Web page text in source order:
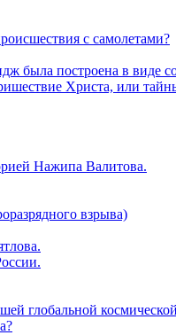
с самолетами?
была построена в виде
Христа, или
Нажипа Валитова.
взрыва)
глобальной